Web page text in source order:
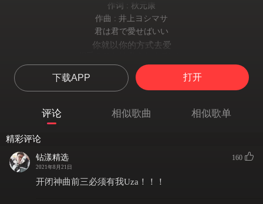
作词 : 秋元康
作曲 : 井上ヨシマサ
君は君で愛せばいい
你就以你的方式去爱
不用顾虑对方
思うがままに愛せばいい
无拘无束地去爱就好
如果幸运，你们可能会彼此相爱…
本気であればあるほど 気付かないんだ
No way
下载APP 打开
评论 相似歌曲 相似歌单
精彩评论
钻漾精选
2021年8月21日
160
开闭神曲前三必须有我Uza！！！